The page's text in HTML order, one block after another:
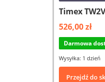
Timex
526,00 zł
Darmowa
Wysyłka: 1 dzień
Przejdź do